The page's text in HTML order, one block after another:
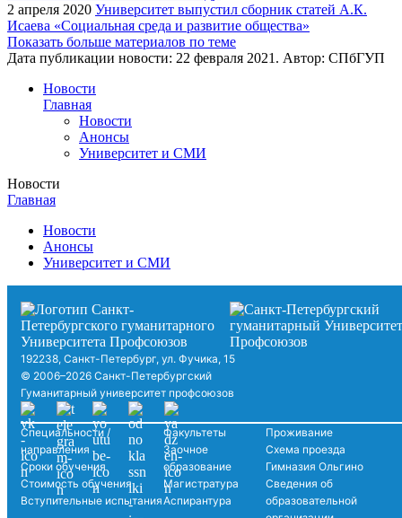
2 апреля 2020 Университет выпустил сборник статей А.К.
Исаева «Социальная среда и развитие общества»
Показать больше материалов по теме
Дата публикации новости: 22 февраля 2021 . Автор: СПбГУП
Новости
Главная
Новости
Анонсы
Университет и СМИ
Новости
Главная
Новости
Анонсы
Университет и СМИ
192238, Санкт-Петербург, ул. Фучика, 15
© 2006–2026 Санкт-Петербургский
Гуманитарный университет профсоюзов
Специальности /
направления
Сроки обучения
Стоимость обучения
Вступительные испытания
Факультеты
Заочное
образование
Магистратура
Аспирантура
Проживание
Схема проезда
Гимназия Ольгино
Сведения об
образовательной